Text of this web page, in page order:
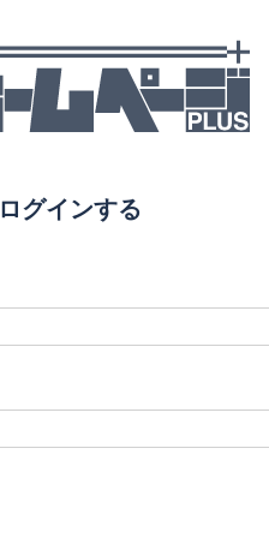
ログインする